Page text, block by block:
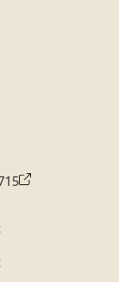
které z naší